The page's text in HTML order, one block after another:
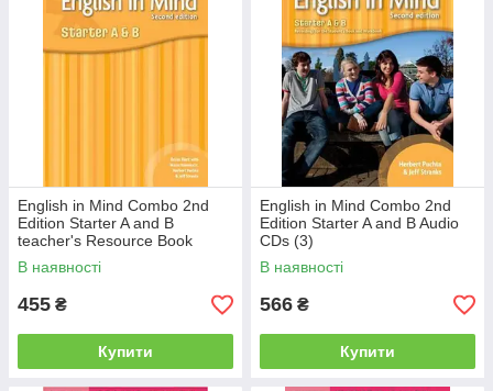
Mario» були написані експертом по методології Маріо
Рінволукрі.
Безперервні підліткові фотоісторії дають учням
відчуття сучасної розмовної англійської. Ці ж персонажі
також присутні в пов'язаних відео епізодах.
Скорочені 14 одиниць на рівень означають, що класі
можуть охоплювати весь навчальний план протягом
Розділ «Get it right!» На основі унікальної інформації
з Cambridge Learner Corpus, охоплює проблемні
області, загальні для учнів шкірного рівня.
Восьмістранічних розділ «Welcome» на кожному рівні
і рівень Starter для початківців допомагають добре
познайомитися з курсом.
English in Mind Combo 2nd
Edition Starter A and B
teacher's Resource Book
В наявності
455 ₴
Купити
English in Mind Combo 2nd
Edition Starter A and B Audio
CDs (3)
В наявності
566 ₴
Купити